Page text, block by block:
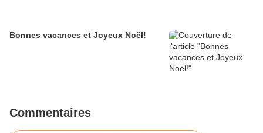
Bonnes vacances et Joyeux Noël!
Commentaires